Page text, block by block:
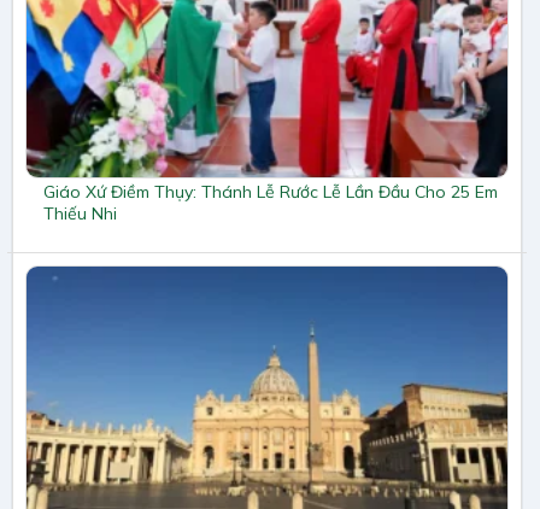
Giáo Xứ Điềm Thụy: Thánh Lễ Rước Lễ Lần Đầu Cho 25 Em
Thiếu Nhi